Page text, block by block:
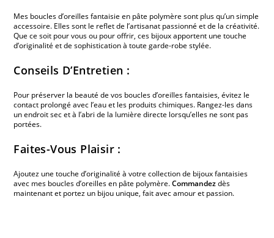
Mes boucles d’oreilles fantaisie en pâte polymère sont plus qu’un simple
accessoire. Elles sont le reflet de l’artisanat passionné et de la créativité.
Que ce soit pour vous ou pour offrir, ces bijoux apportent une touche
d’originalité et de sophistication à toute garde-robe stylée.
Conseils D’Entretien :
Pour préserver la beauté de vos boucles d’oreilles fantaisies, évitez le
contact prolongé avec l’eau et les produits chimiques. Rangez-les dans
un endroit sec et à l’abri de la lumière directe lorsqu’elles ne sont pas
portées.
Faites-Vous Plaisir :
Ajoutez une touche d’originalité à votre collection de bijoux fantaisies
avec mes boucles d’oreilles en pâte polymère.Commandezdès
maintenant et portez un bijou unique, fait avec amour et passion.